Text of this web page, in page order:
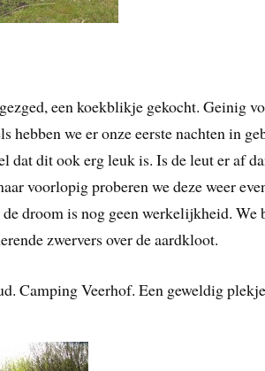
een koekblikje gekocht. Geinig
hebben we er onze eerste nachten in
dat dit ook erg leuk is. Is de leut er af
voorlopig proberen we deze weer
droom is nog geen werkelijkheid. We
zwervers over de aardkloot.
Camping Veerhof. Een geweldig